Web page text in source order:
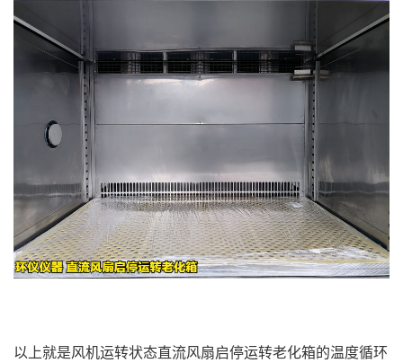
以上就是风机运转状态直流风扇启停运转老化箱的温度循环